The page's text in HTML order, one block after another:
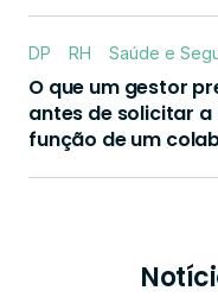
DP RH Saúde e
O que um gestor
antes de solicitar
função de um